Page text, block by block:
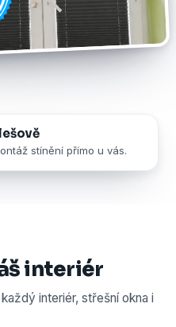
stínění přímo u vás.
interiér
interiér, střešní okna i